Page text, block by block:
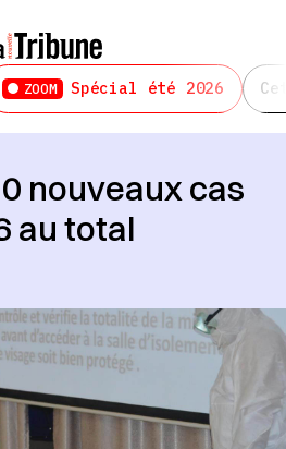
ZOOM Spécial été 2026
nouveaux cas
au total